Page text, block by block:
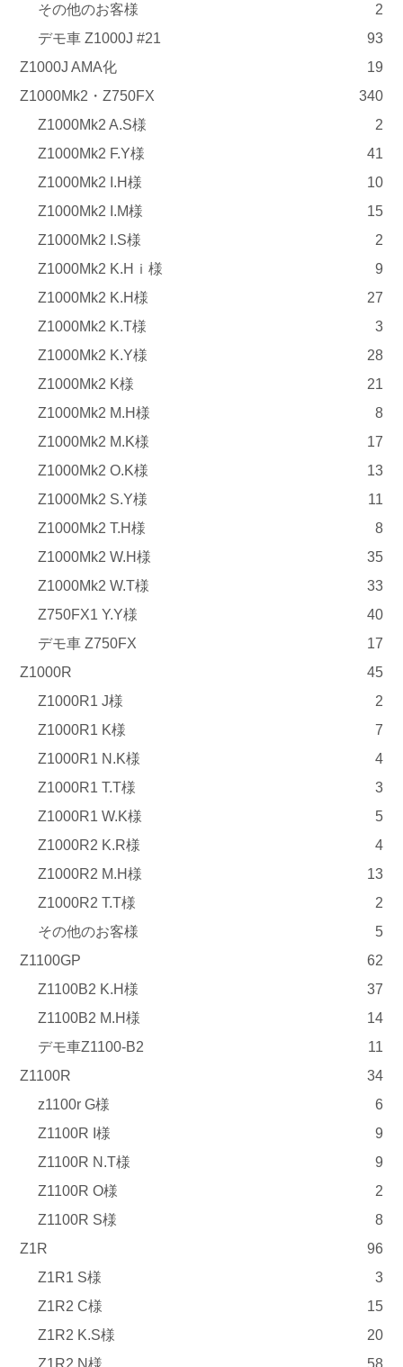
その他のお客様
2
デモ車 Z1000J #21
93
Z1000J AMA化
19
Z1000Mk2・Z750FX
340
Z1000Mk2 A.S様
2
Z1000Mk2 F.Y様
41
Z1000Mk2 I.H様
10
Z1000Mk2 I.M様
15
Z1000Mk2 I.S様
2
Z1000Mk2 K.Hｉ様
9
Z1000Mk2 K.H様
27
Z1000Mk2 K.T様
3
Z1000Mk2 K.Y様
28
Z1000Mk2 K様
21
Z1000Mk2 M.H様
8
Z1000Mk2 M.K様
17
Z1000Mk2 O.K様
13
Z1000Mk2 S.Y様
11
Z1000Mk2 T.H様
8
Z1000Mk2 W.H様
35
Z1000Mk2 W.T様
33
Z750FX1 Y.Y様
40
デモ車 Z750FX
17
Z1000R
45
Z1000R1 J様
2
Z1000R1 K様
7
Z1000R1 N.K様
4
Z1000R1 T.T様
3
Z1000R1 W.K様
5
Z1000R2 K.R様
4
Z1000R2 M.H様
13
Z1000R2 T.T様
2
その他のお客様
5
Z1100GP
62
Z1100B2 K.H様
37
Z1100B2 M.H様
14
デモ車Z1100-B2
11
Z1100R
34
z1100r G様
6
Z1100R I様
9
Z1100R N.T様
9
Z1100R O様
2
Z1100R S様
8
Z1R
96
Z1R1 S様
3
Z1R2 C様
15
Z1R2 K.S様
20
Z1R2 N様
58